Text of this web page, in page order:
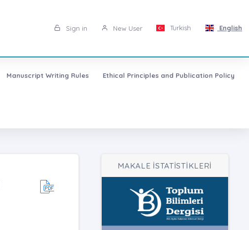
Sign in New User Turkish English
Manuscript Writing Rules Ethical Principles and Publication Policy
MAKALE İSTATİSTİKLERİ